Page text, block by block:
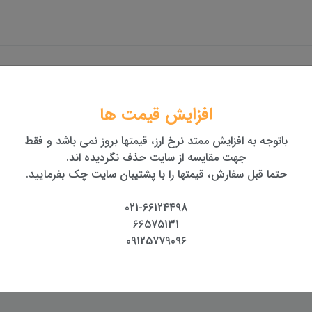
سندوی
SNDWAY
SNDWAY SW-120GQ
افزایش قیمت ها
باتوجه به افزایش ممتد نرخ ارز، قیمتها بروز نمی باشد و فقط
جهت مقایسه از سایت حذف نگردیده اند.
حتما قبل سفارش، قیمتها را با پشتیبان سایت چک بفرمایید.
021-66124498
66575131
09125779096